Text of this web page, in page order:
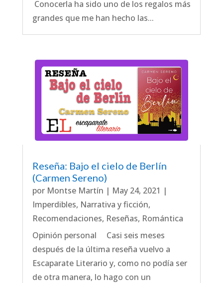
Conocerla ha sido uno de los regalos más
grandes que me han hecho las...
Reseña: Bajo el cielo de Berlín
(Carmen Sereno)
por Montse Martín | May 24, 2021 |
Imperdibles, Narrativa y ficción,
Recomendaciones, Reseñas, Romántica
Opinión personal Casi seis meses
después de la última reseña vuelvo a
Escaparate Literario y, como no podía ser
de otra manera, lo hago con un